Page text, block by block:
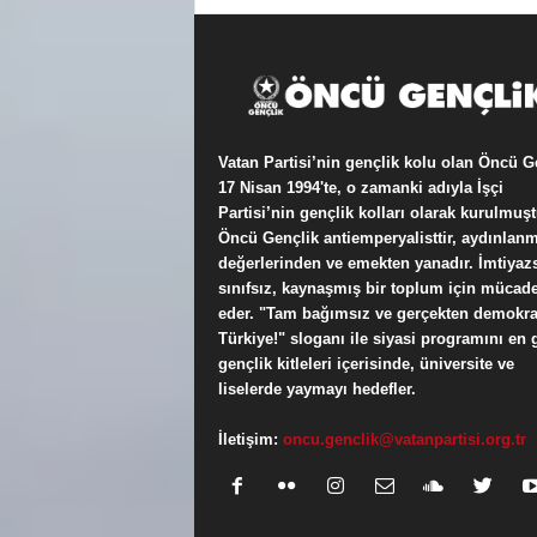
Vatan Partisi’nin gençlik kolu olan Öncü
17 Nisan 1994'te, o zamanki adıyla İşçi
Partisi’nin gençlik kolları olarak
Öncü Gençlik antiemperyalisttir,
değerlerinden ve emekten yanadır.
sınıfsız, kaynaşmış bir toplum için
eder. "Tam bağımsız ve gerçekten
Türkiye!" sloganı ile siyasi programını en
gençlik kitleleri içerisinde, üniversite ve
liselerde yaymayı hedefler.
İletişim: oncu.genclik@vatanpartisi.org.tr